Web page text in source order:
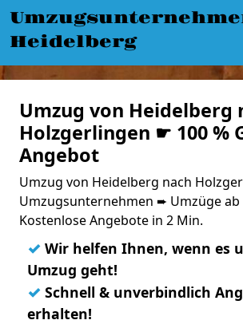
Heidelberg
Umzug von Heidelberg
Holzgerlingen ☛ 100 %
Angebot
Umzug von Heidelberg nach
Umzugsunternehmen ➨ Umzüge ab
Kostenlose Angebote in 2 Min.
✓ Wir helfen Ihnen, wenn es
Umzug geht!
✓ Schnell & unverbindlich
erhalten!